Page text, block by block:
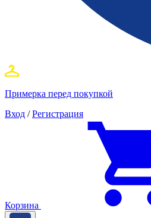
Примерка перед покупкой
Вход / Регистрация
Корзина